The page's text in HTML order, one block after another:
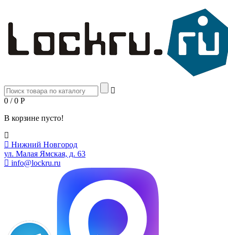
0 / 0 Р
В корзине пусто!
Нижний Новгород
ул. Малая Ямская, д. 63
info@lockru.ru